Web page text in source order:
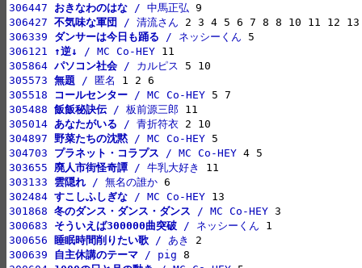
306447 おきなわのはな / 中馬正弘
306427 不気味な軍団 / 清流さん
306339 ダンサーは今日も踊る / ネッシーくん
306121 ↑逆↓ / MC Co-HEY
305864 パソコン社会 / カルピス
305573 無題 / 匿名
305518
コールセンター / MC Co-HEY
305488 飯飯秘訣伝 / 板前源三郎
305014 あなたがいる / 青折符衣
304897 野菜たちの沈黙 / MC Co-HEY
304703 プラネット・コラプス / MC Co-HEY
303655 廃人市街怪奇譚 / 牛乳大好き
303133 雲隠れ / 無名の誰か
302484 すこしふしぎな / MC Co-HEY
301868 冬のダンス・ダンス・ダンス / MC Co-HEY
300683 そういえば300000曲突破 / ネッシーくん
300656
睡眠時間削りたい歌 / あき
300639 自主休講のテーマ / pig